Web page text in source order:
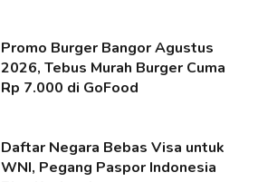
Promo Burger Bangor Agustus
2026, Tebus Murah Burger Cuma
Rp 7.000 di GoFood
Daftar Negara Bebas Visa untuk
WNI, Pegang Paspor Indonesia